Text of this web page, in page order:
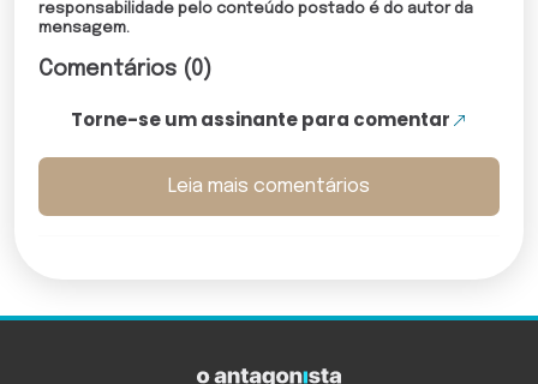
responsabilidade pelo conteúdo postado é do autor da
mensagem.
Comentários (0)
Torne-se um assinante para comentar
Leia mais comentários